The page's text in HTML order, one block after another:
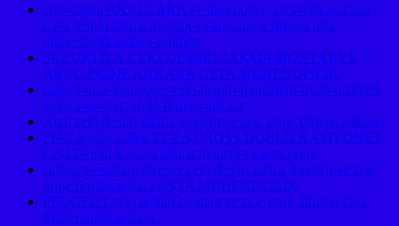
volswagen ARAÇLARA ve transporter ,caravella araçlara
Çeki demiri takma montajı ve araç proje firması usta
mühendislik ankara ostimde
SUZUKI JLX ÇEKİ DEMİRİ TAKMA MONTAJIVE
ARAÇ PROJE ANKARA USTA MÜHENDİSLİK
suzu-d-max-kamyonet-ceki-demiri-montajlari-fiyati-maliyeti-
ankara-ve-arac-proje-firmasi-ankara
Audi çeki demiri takma montajı ve araç proje firması ankara
FIAT araçlara ,Fıat EGEA CROSS DOBLO KAMYONET
Çeki Demiri kancası takma montajı ve araç proje
subaru ve subaru forester çeki demiri takma montajı ve araç
proje firması ankara USTA MÜHENDİSLİK
PEUGEOT çeki demiri montajı ve araç proje firması Usta
Mühendislik ankara ,